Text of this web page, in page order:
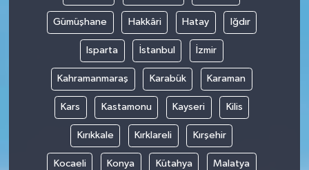
Gümüşhane Hakkâri Hatay Iğdır
Isparta İstanbul İzmir
Kahramanmaraş Karabük Karaman
Kars Kastamonu Kayseri Kilis
Kırıkkale Kırklareli Kırşehir
Kocaeli Konya Kütahya Malatya